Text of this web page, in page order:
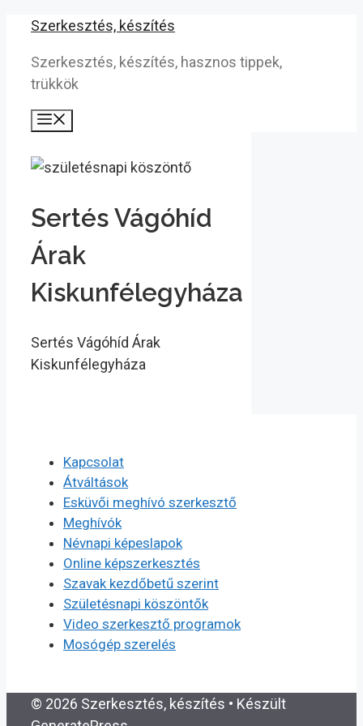
Kilépés
tartalomba
Szerkesztés, készítés
Szerkesztés, készítés, hasznos tippek,
trükkök
Sertés Vágóhíd
Árak
Kiskunfélegyháza
Sertés Vágóhíd Árak
Kiskunfélegyháza
Kapcsolat
Átváltások
Esküvői meghívó szerkesztő
Meghívók
Névnapi képeslapok
Online képszerkesztés
Szavak kezdőbetű szerint
Születésnapi köszöntők
Video szerkesztő programok
Mosógép szerelés
© 2026 Szerkesztés, készítés • Készült